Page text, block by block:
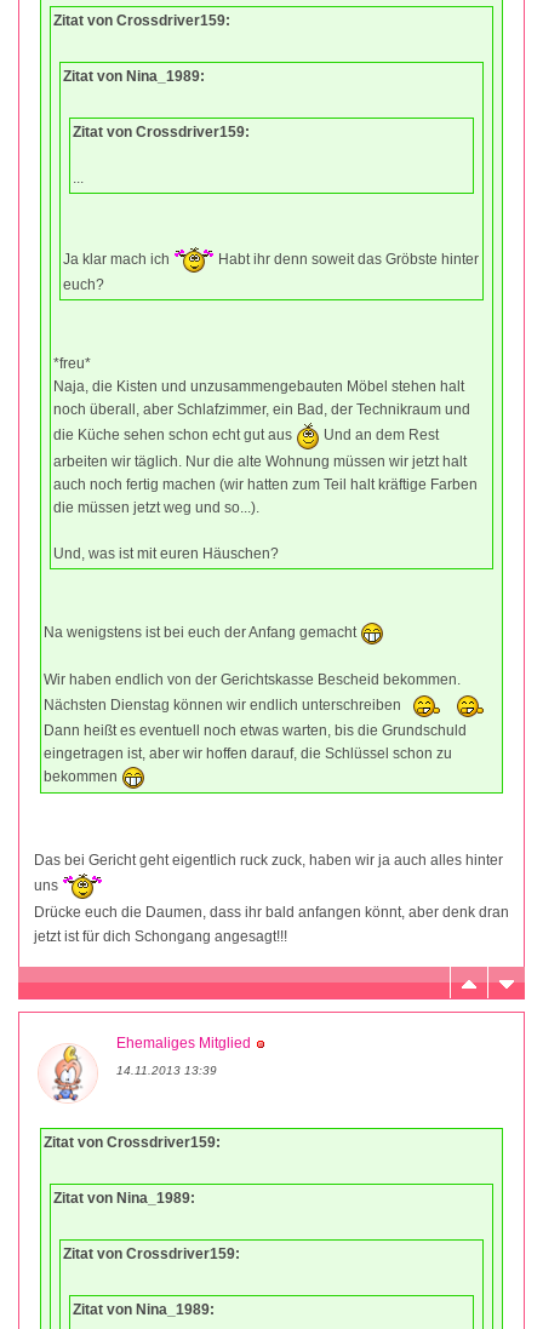
Zitat von Crossdriver159:
Zitat von Nina_1989:
Zitat von Crossdriver159:
...
Ja klar mach ich
Habt ihr denn soweit das Gröbste hinter
euch?
*freu*
Naja, die Kisten und unzusammengebauten Möbel stehen halt
noch überall, aber Schlafzimmer, ein Bad, der Technikraum und
die Küche sehen schon echt gut aus
Und an dem Rest
arbeiten wir täglich. Nur die alte Wohnung müssen wir jetzt halt
auch noch fertig machen (wir hatten zum Teil halt kräftige Farben
die müssen jetzt weg und so...).
Und, was ist mit euren Häuschen?
Na wenigstens ist bei euch der Anfang gemacht
Wir haben endlich von der Gerichtskasse Bescheid bekommen.
Nächsten Dienstag können wir endlich unterschreiben
Dann heißt es eventuell noch etwas warten, bis die Grundschuld
eingetragen ist, aber wir hoffen darauf, die Schlüssel schon zu
bekommen
Das bei Gericht geht eigentlich ruck zuck, haben wir ja auch alles hinter
uns
Drücke euch die Daumen, dass ihr bald anfangen könnt, aber denk dran
jetzt ist für dich Schongang angesagt!!!
Ehemaliges Mitglied
14.11.2013 13:39
Zitat von Crossdriver159:
Zitat von Nina_1989:
Zitat von Crossdriver159:
Zitat von Nina_1989: